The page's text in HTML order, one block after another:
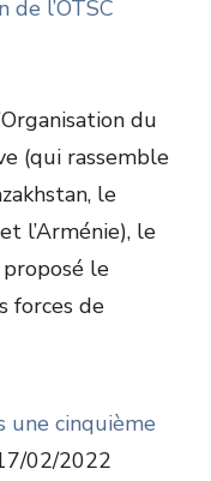
de l’OTSC
du
(qui rassemble
le
l’Arménie), le
proposé le
forces de
une cinquième
02/2022